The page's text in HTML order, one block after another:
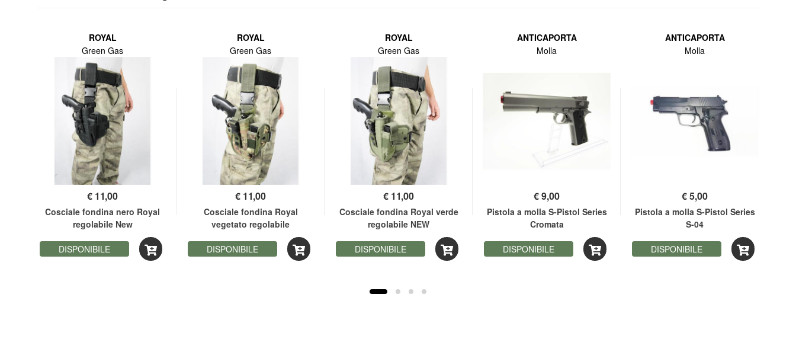
ROYAL
Green Gas
€ 11,00
Cosciale fondina nero Royal
regolabile New
DISPONIBILE
ROYAL
Green Gas
€ 11,00
Cosciale fondina Royal
vegetato regolabile
DISPONIBILE
ROYAL
Green Gas
€ 11,00
Cosciale fondina Royal verde
regolabile NEW
DISPONIBILE
ANTICAPORTA
Molla
€9,00
Pistola a molla S-Pistol Series
Cromata
DISPONIBILE
ANTICAPORTA
Molla
€5,00
Pistola a molla S-Pistol Series
S-04
DISPONIBILE